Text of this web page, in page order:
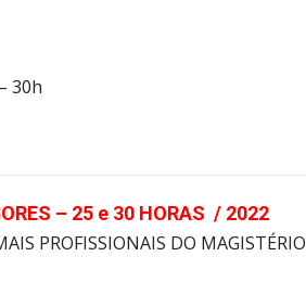
30h
– 25 e 30 HORAS / 2022
PROFISSIONAIS DO MAGISTÉRIO